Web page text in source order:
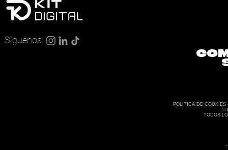
#
Síguenos:
POLÍTICA DE COOKIES
©
TODOS